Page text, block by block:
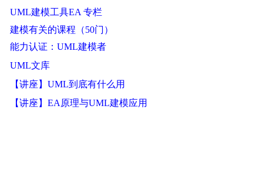
UML建模工具EA 专栏
建模有关的课程（50门）
能力认证：UML建模者
UML文库
【讲座】UML到底有什么用
【讲座】EA原理与UML建模应用